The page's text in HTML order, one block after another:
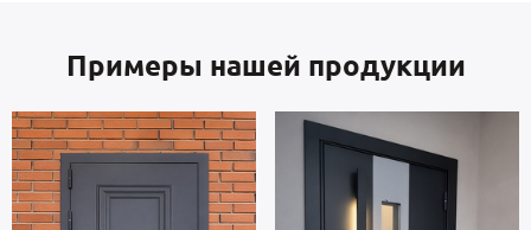
фактурупорошкового покрытия из вариантов,
замерщика.
В основе двери — сталь российского производства, толщиной 2
мм. Отделка внутри: МДФ. На двери установлены замки 4-го
Примеры нашей продукции